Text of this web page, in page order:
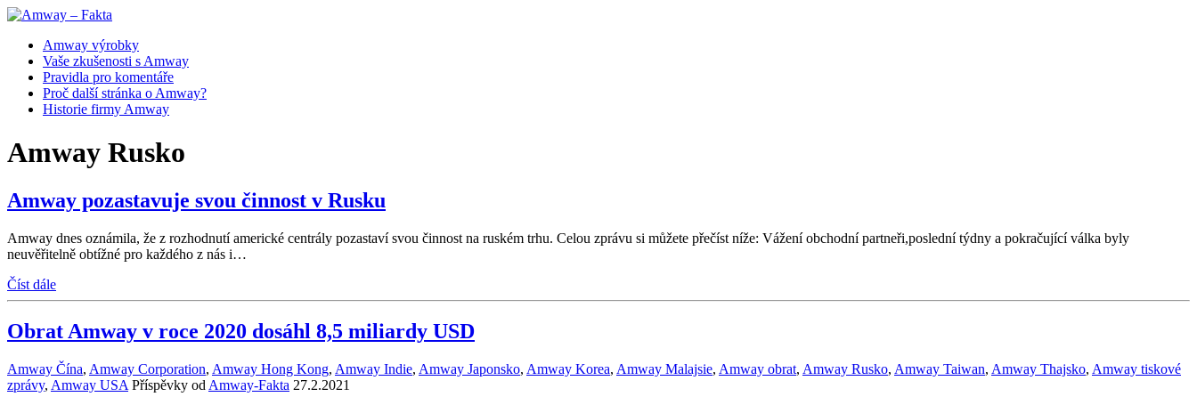
Amway výrobky
Vaše zkušenosti s Amway
Pravidla pro komentáře
Proč další stránka o Amway?
Historie firmy Amway
Amway Rusko
Amway pozastavuje svou činnost v Rusku
Amway dnes oznámila, že z rozhodnutí americké centrály pozastaví svou činnost na ruském trhu. Celou zprávu si můžete přečíst níže: Vážení obchodní partneři,poslední týdny a pokračující válka byly
neuvěřitelně obtížné pro každého z nás i…
Číst dále
Obrat Amway v roce 2020 dosáhl 8,5 miliardy USD
Amway Čína, Amway Corporation, Amway Hong Kong, Amway Indie, Amway Japonsko, Amway Korea, Amway Malajsie, Amway obrat, Amway Rusko, Amway Taiwan, Amway Thajsko, Amway tiskové
zprávy, Amway USA Příspěvky od Amway-Fakta 27.2.2021